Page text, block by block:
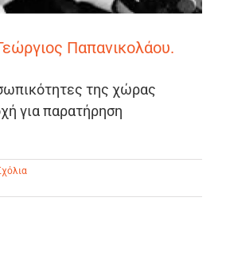
Παπανικολάου.
της χώρας
για παρατήρηση